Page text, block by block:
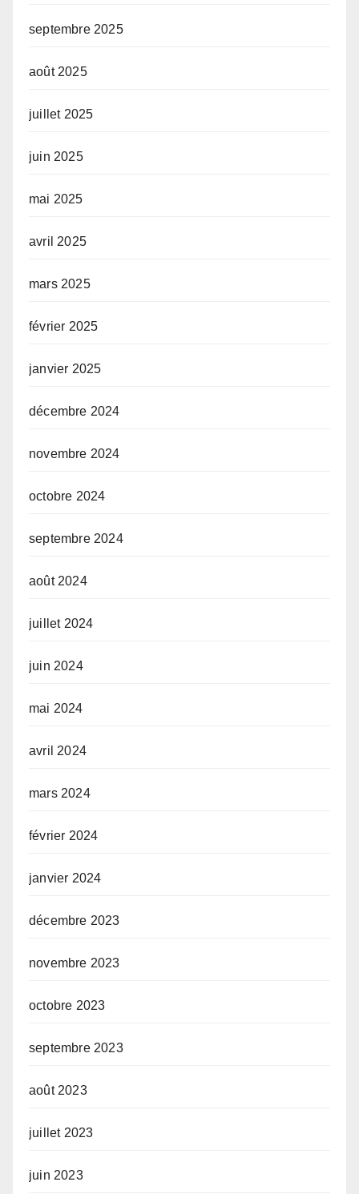
septembre 2025
août 2025
juillet 2025
juin 2025
mai 2025
avril 2025
mars 2025
février 2025
janvier 2025
décembre 2024
novembre 2024
octobre 2024
septembre 2024
août 2024
juillet 2024
juin 2024
mai 2024
avril 2024
mars 2024
février 2024
janvier 2024
décembre 2023
novembre 2023
octobre 2023
septembre 2023
août 2023
juillet 2023
juin 2023